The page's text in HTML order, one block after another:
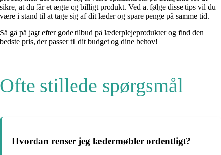
sikre, at du får et ægte og billigt produkt. Ved at følge disse tips vil du
være i stand til at tage sig af dit læder og spare penge på samme tid.
Så gå på jagt efter gode tilbud på læderplejeprodukter og find den
bedste pris, der passer til dit budget og dine behov!
Ofte stillede spørgsmål
Hvordan renser jeg lædermøbler ordentligt?